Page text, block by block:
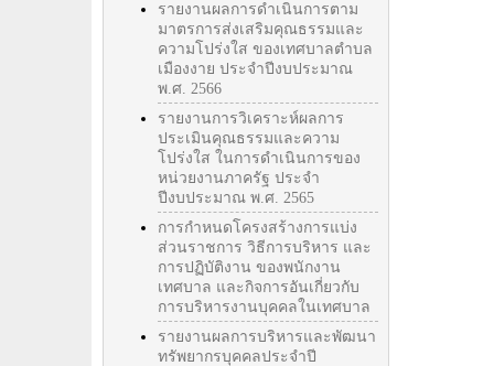
รายงานผลการดำเนินการตาม
มาตรการส่งเสริมคุณธรรมและ
ความโปร่งใส ของเทศบาลตำบล
เมืองงาย ประจำปีงบประมาณ
พ.ศ. 2566
รายงานการวิเคราะห์ผลการ
ประเมินคุณธรรมและความ
โปร่งใส ในการดำเนินการของ
หน่วยงานภาครัฐ ประจำ
ปีงบประมาณ พ.ศ. 2565
การกำหนดโครงสร้างการแบ่ง
ส่วนราชการ วิธีการบริหาร และ
การปฏิบัติงาน ของพนักงาน
เทศบาล และกิจการอันเกี่ยวกับ
การบริหารงานบุคคลในเทศบาล
รายงานผลการบริหารและพัฒนา
ทรัพยากรบุคคลประจำปี